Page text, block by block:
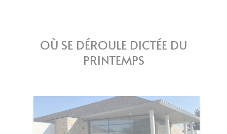
OÙ SE DÉROULE DICTÉE DU
PRINTEMPS